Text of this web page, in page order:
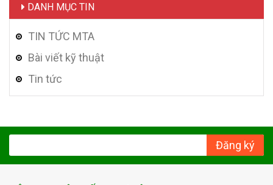
DANH MỤC TIN
TIN TỨC MTA
Bài viết kỹ thuật
Tin tức
Đăng ký